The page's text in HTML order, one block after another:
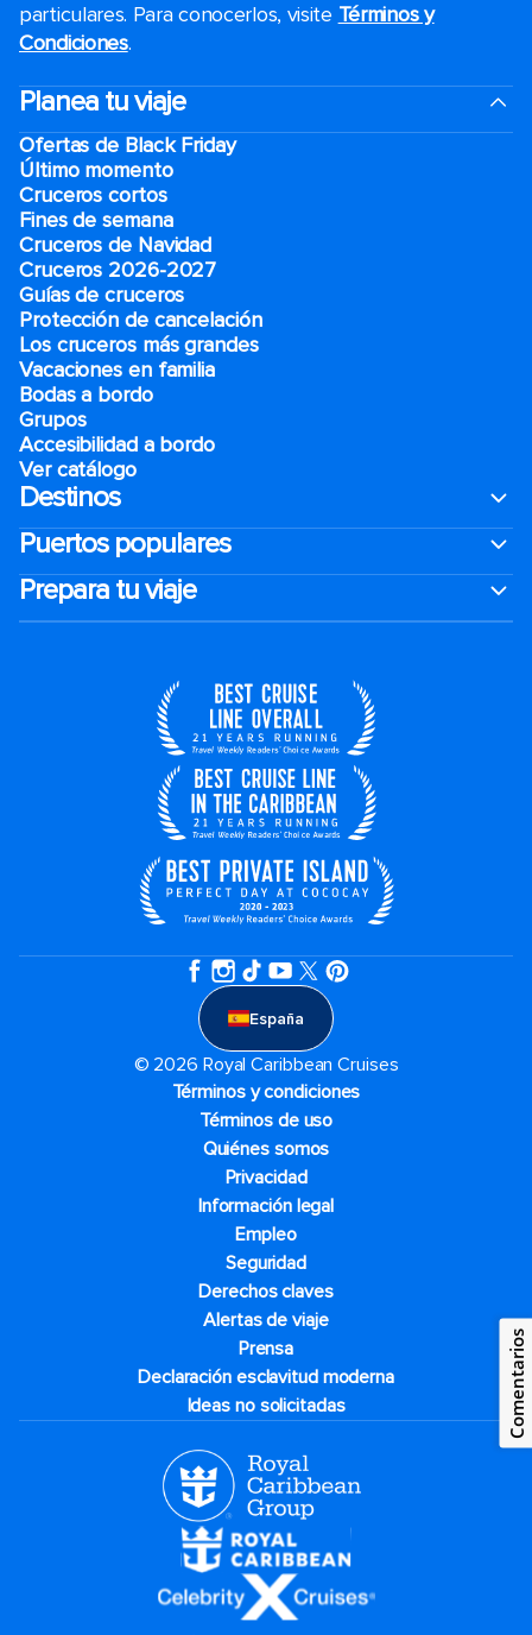
particulares. Para conocerlos, visite Términos y
Condiciones.
Planea tu viaje
Ofertas de Black Friday
Último momento
Cruceros cortos
Fines de semana
Cruceros de Navidad
Cruceros 2026-2027
Guías de cruceros
Protección de cancelación
Los cruceros más grandes
Vacaciones en familia
Bodas a bordo
Grupos
Accesibilidad a bordo
Ver catálogo
Destinos
Puertos populares
Prepara tu viaje
España
© 2026 Royal Caribbean Cruises
Términos y condiciones
Términos de uso
Quiénes somos
Privacidad
Información legal
Empleo
Seguridad
Derechos claves
Alertas de viaje
Prensa
Declaración esclavitud moderna
Ideas no solicitadas
Comentarios